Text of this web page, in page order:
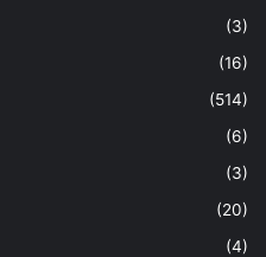
(3)
(16)
(514)
(6)
(3)
(20)
(4)